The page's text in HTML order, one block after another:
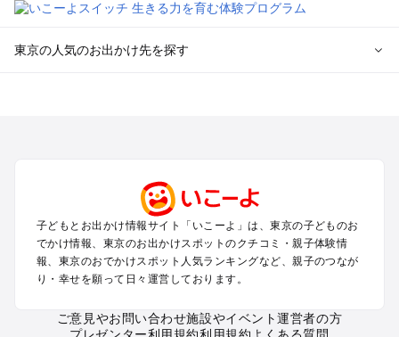
東京の人気のお出かけ先を探す
町田・相模原・愛川・上野原のプールお出かけ
渋谷・原宿・恵比寿・中目黒・自由が丘のプールお出かけ
池袋・赤羽・王子・巣鴨・目白・石神井のプールお出かけ
新宿・高田馬場・代々木・千駄ヶ谷のプールお出かけ
銀座・丸の内・日本橋・有楽町・築地・月島のプールお出かけ
小金井・小平・西東京・東村山・東久留米のプールお出かけ
子どもとお出かけ情報サイト「いこーよ」は、東京の子どものお
でかけ情報、東京のお出かけスポットのクチコミ・親子体験情
報、東京のおでかけスポット人気ランキングなど、親子のつなが
り・幸せを願って日々運営しております。
ご意見やお問い合わせ施設やイベント運営者の方